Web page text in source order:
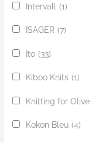
Intervall (1)
ISAGER (7)
Ito (33)
Kiboo Knits (1)
Knitting for Olive
Kokon Bleu (4)